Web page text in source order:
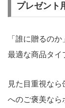
プレゼント
「誰に贈るの
最適な商品タイ
見た目重視な
へのご褒美なら